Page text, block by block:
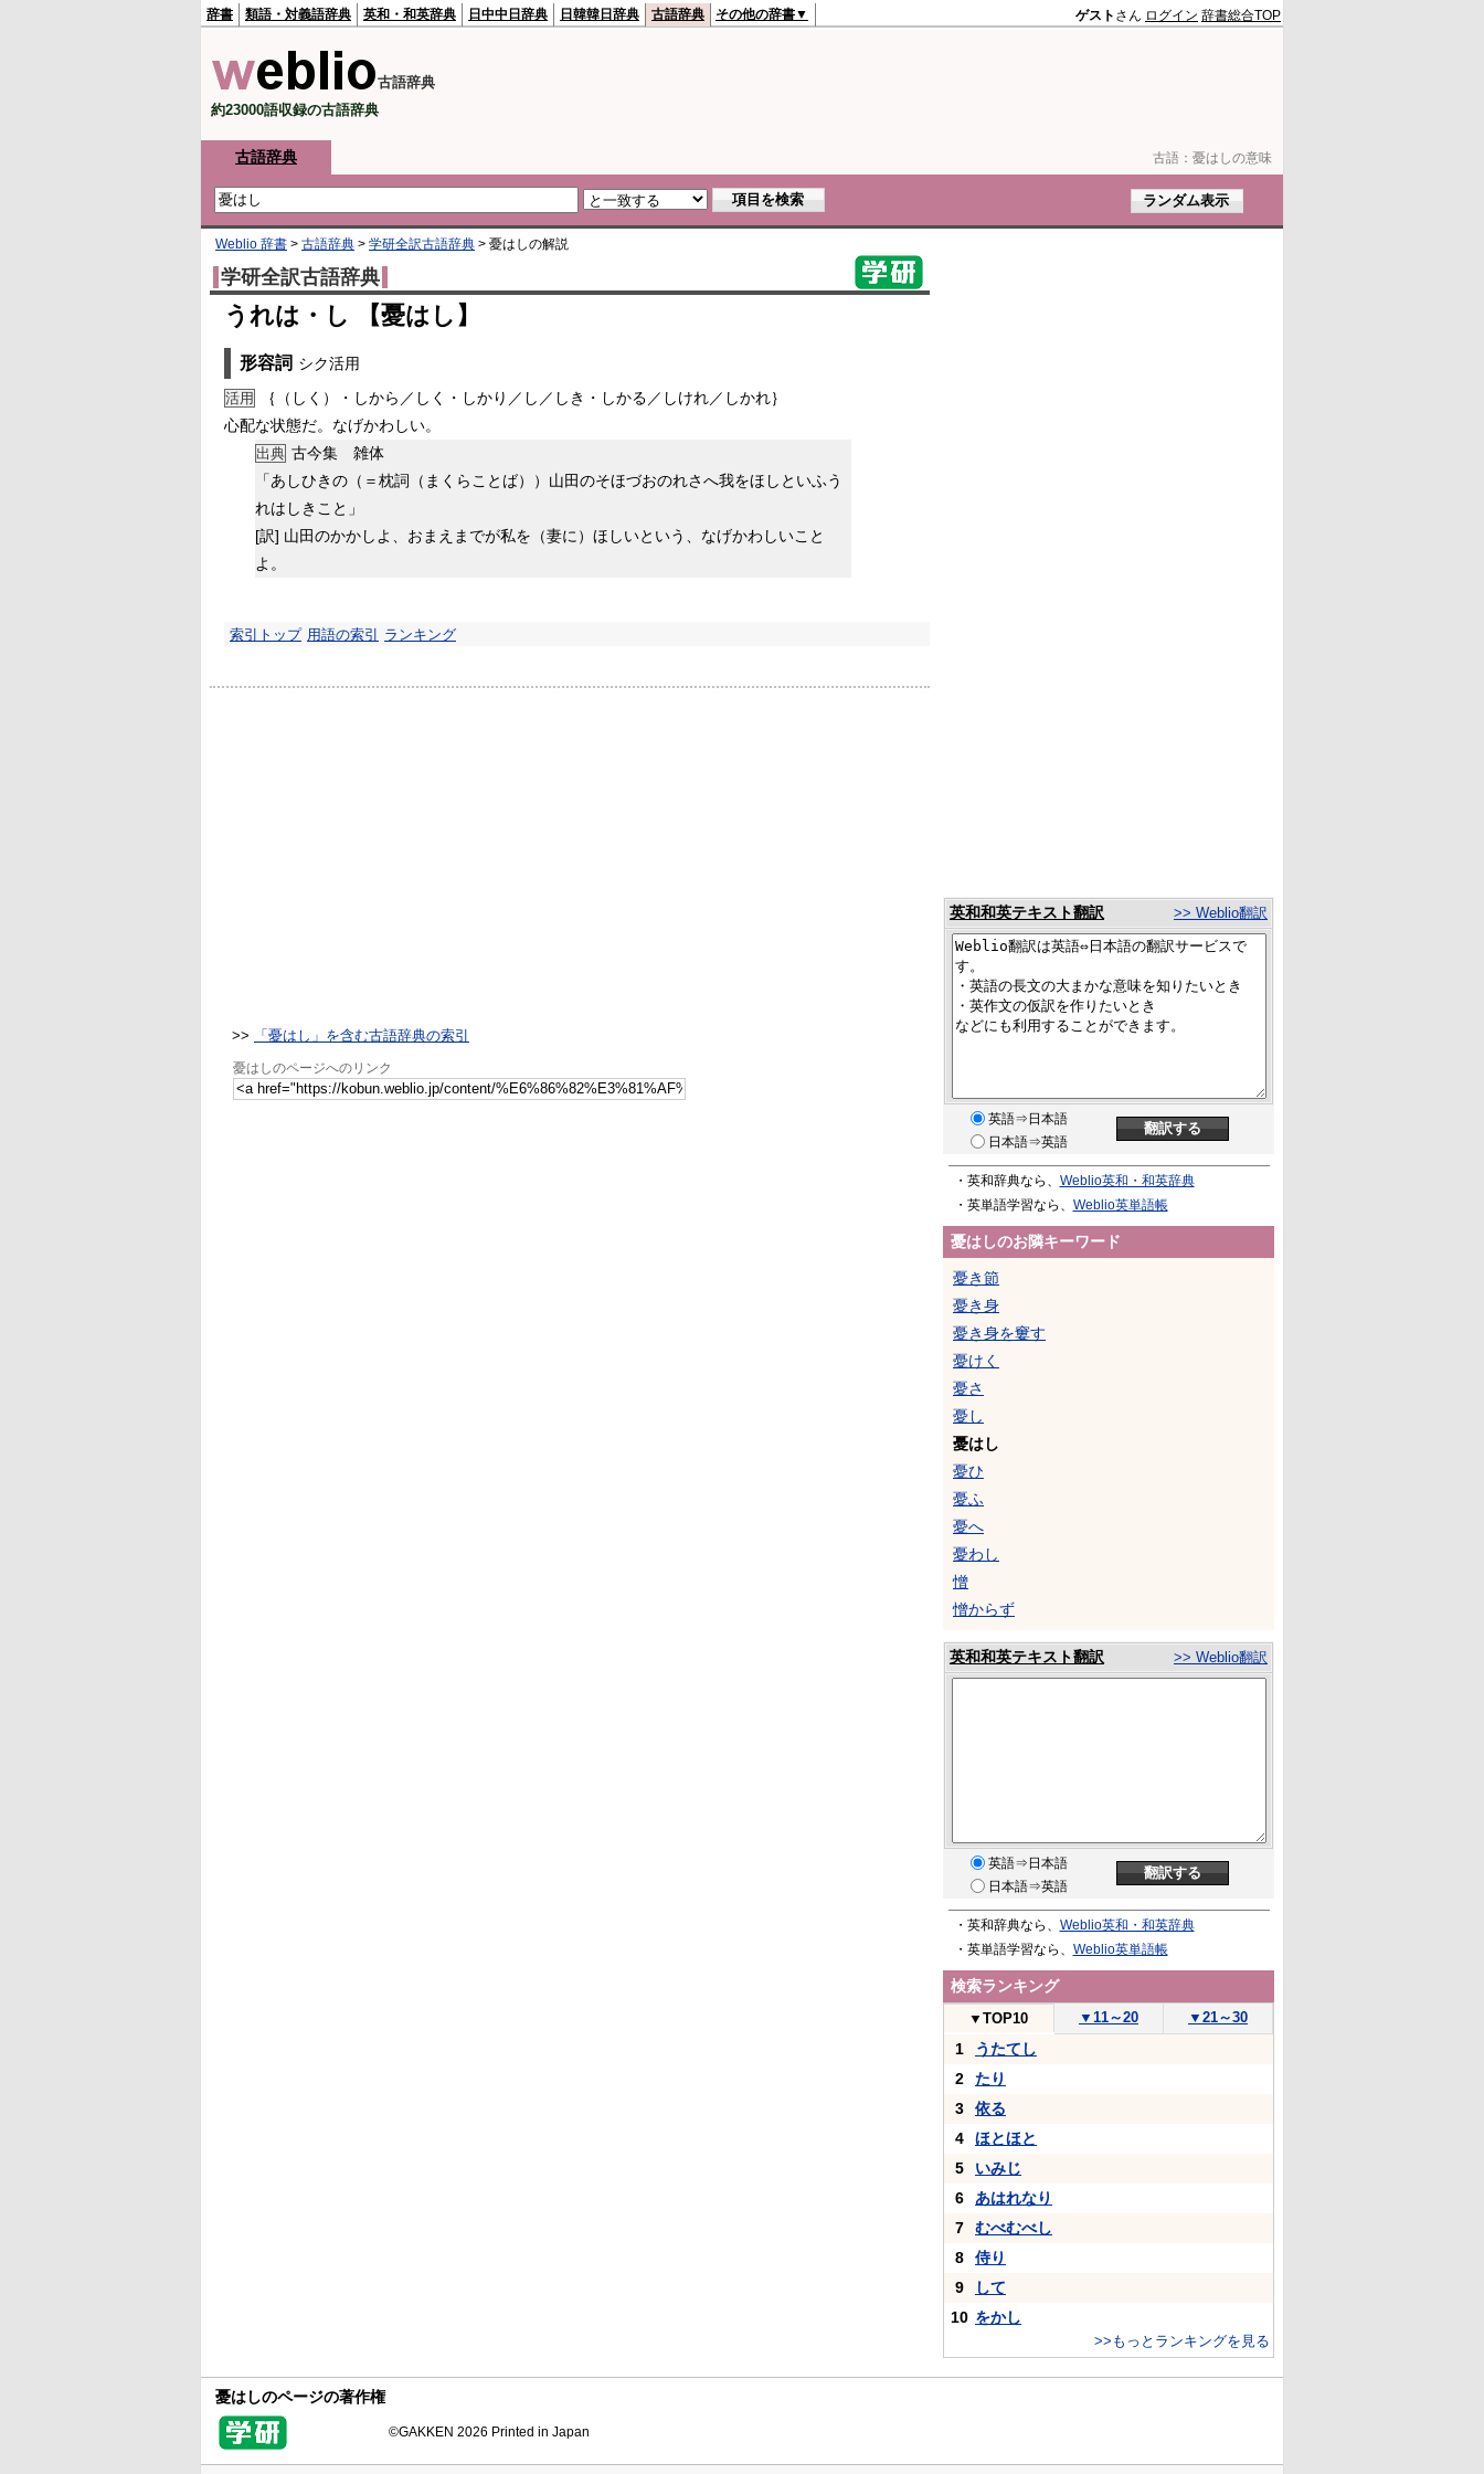
古語： 憂はしの意味
辞書 類語・対義語辞典 英和・和英辞典 日中中日辞典 日韓韓日辞典 古語辞典 その他の辞書▼ ゲスト さん ログイン 辞書総合TOP
古語辞典
約23000語収録の古語辞典
古語辞典
Weblio 辞書 > 古語辞典 > 学研全訳古語辞典 > 憂はしの解説
学研全訳古語辞典
うれは・し 【憂はし】
形容詞 シク活用
活用
｛（しく）・しから／しく・しかり／し／しき・しかる／しけれ／しかれ｝
心配な状態だ。なげかわしい。
出典 古今集 雑体
「あしひきの（＝枕詞（まくらことば））山田のそほづおのれさへ我をほしといふう
れはしきこと」
[訳] 山田のかかしよ、おまえまでが私を（妻に）ほしいという、なげかわしいこと
よ。
索引トップ 用語の索引 ランキング
>> 「憂はし」を含む古語辞典の索引
憂はしのページへのリンク
英和和英テキスト翻訳 >> Weblio翻訳
英語⇒日本語
日本語⇒英語
・英和辞典なら、 Weblio英和・和英辞典
・英単語学習なら、 Weblio英単語帳
憂はしのお隣キーワード
憂き節
憂き身
憂き身を窶す
憂けく
憂さ
憂し
憂はし
憂ひ
憂ふ
憂へ
憂わし
憎
憎からず
英和和英テキスト翻訳 >> Weblio翻訳
英語⇒日本語
日本語⇒英語
・英和辞典なら、 Weblio英和・和英辞典
・英単語学習なら、 Weblio英単語帳
検索ランキング
▼ TOP10 ▼ 11～20 ▼ 21～30
1
うたてし
2
たり
3
依る
4
ほとほと
5
いみじ
6
あはれなり
7
むべむべし
8
侍り
9
して
10 をかし
>>もっとランキングを見る
憂はしのページの著作権
©GAKKEN 2026 Printed in Japan